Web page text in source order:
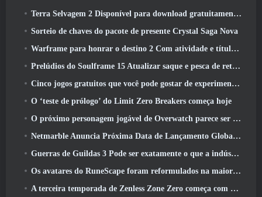
Terra Selvagem 2 Disponível para download gratuitamente (E manter) Por tempo limitado
Sorteio de chaves do pacote de presente Crystal Saga Nova
Warframe para honrar o destino 2 Com atividade e título especiais no jogo
Prelúdios do Soulframe 15 Atualizar saque e pesca de retrabalhos
Cinco jogos gratuitos que você pode gostar de experimentar durante o Bullet Fest
O ‘teste de prólogo’ do Limit Zero Breakers começa hoje
O próximo personagem jogável de Overwatch parece ser um chefe do crime ciborgue sobrecarregado
Netmarble Anuncia Próxima Data de Lançamento Global RF Online
Guerras de Guildas 3 Pode ser exatamente o que a indústria de MMO precisa agora
Os avatares do RuneScape foram reformulados na maior atualização visual do jogo nos últimos dez anos
A terceira temporada de Zenless Zone Zero começa com uma viagem para uma ilha Bangboo no céu, E para a plataforma Steam